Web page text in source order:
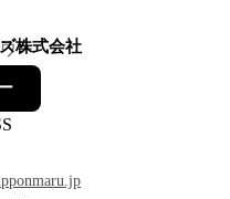
株式会社
ー